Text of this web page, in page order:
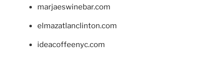
marjaeswinebar.com
elmazatlanclinton.com
ideacoffeenyc.com